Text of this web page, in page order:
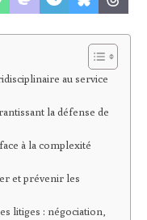
au service
la défense de
à la complexité
et prévenir les
litiges : négociation,